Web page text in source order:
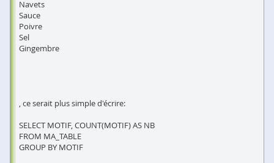
Navets
Sauce
Poivre
Sel
Gingembre
, ce serait plus simple d'écrire:
SELECT MOTIF, COUNT(MOTIF) AS NB
FROM MA_TABLE
GROUP BY MOTIF